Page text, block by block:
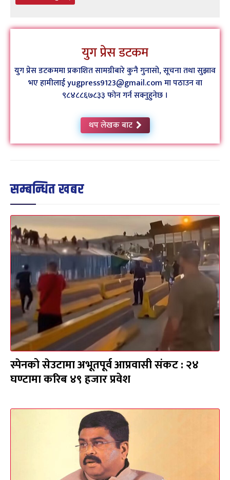
युग प्रेस डटकम
युग प्रेस डटकममा प्रकाशित सामग्रीबारे कुनै गुनासो, सूचना तथा सुझाव
भए हामीलाई yugpress9123@gmail.com मा पठाउन वा
९८४८८६७८३३ फोन गर्न सक्नुहुनेछ ।
थप लेखक बाट
सम्बन्धित खबर
स्पेनको सेउटामा अभूतपूर्व आप्रवासी संकट : २४
घण्टामा करिब ४९ हजार प्रवेश